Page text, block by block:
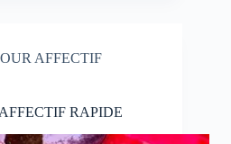
AFFECTIF
RAPIDE